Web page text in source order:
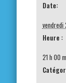
Date:
vendredi
Heure :
21 h 00